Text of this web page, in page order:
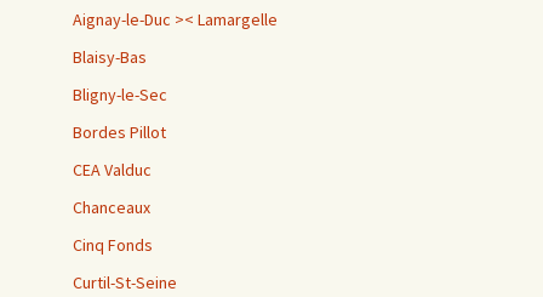
Aignay-le-Duc >< Lamargelle
Blaisy-Bas
Bligny-le-Sec
Bordes Pillot
CEA Valduc
Chanceaux
Cinq Fonds
Curtil-St-Seine